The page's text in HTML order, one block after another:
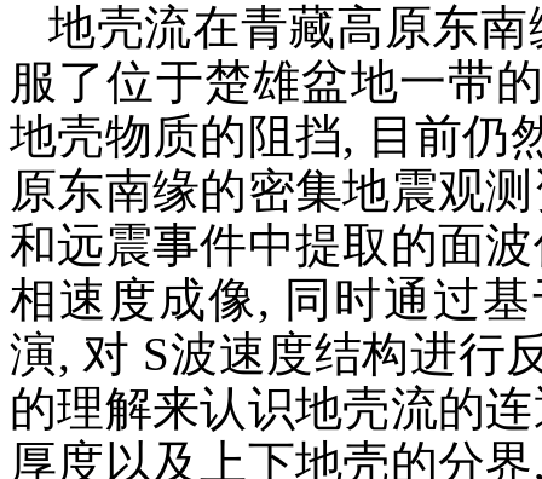
地壳流在青藏高原东
服了位于楚雄盆地一带
地壳物质的阻挡, 目前仍
原东南缘的密集地震观
和远震事件中提取的面
相速度成像, 同时通过
演, 对 S波速度结构进行
的理解来认识地壳流的
厚度以及上下地壳的分